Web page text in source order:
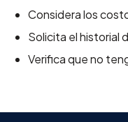
Considera los
Solicita el historial
Verifica que no